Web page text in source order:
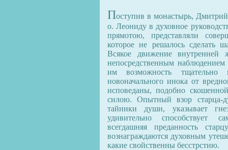
Поступив в монастырь,
о. Леониду в духовное
прямотою, представляли
которое не решалось сделать
Всякое движение внутренней
непосредственным
им возможность тщательно
новоначального инока от
исповеданы, подобно
силою. Опытный взор старца-
тайники души, указывает
удивительно способствует
всегдашняя преданность
вознаграждаются духовным
какие свойственны бесстрстию.